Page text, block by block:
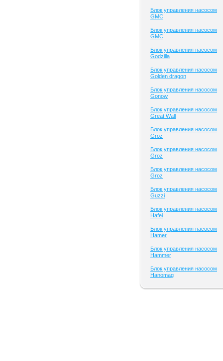
Блок управления насосом
GMC
Блок управления насосом
GMC
Блок управления насосом
Godzilla
Блок управления насосом
Golden dragon
Блок управления насосом
Gonow
Блок управления насосом
Great Wall
Блок управления насосом
Groz
Блок управления насосом
Groz
Блок управления насосом
Groz
Блок управления насосом
Guzzi
Блок управления насосом
Hafei
Блок управления насосом
Hamer
Блок управления насосом
Hammer
Блок управления насосом
Hanomag